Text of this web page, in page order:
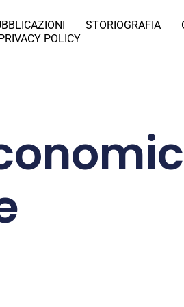
STORIOGRAFIA
POLICY